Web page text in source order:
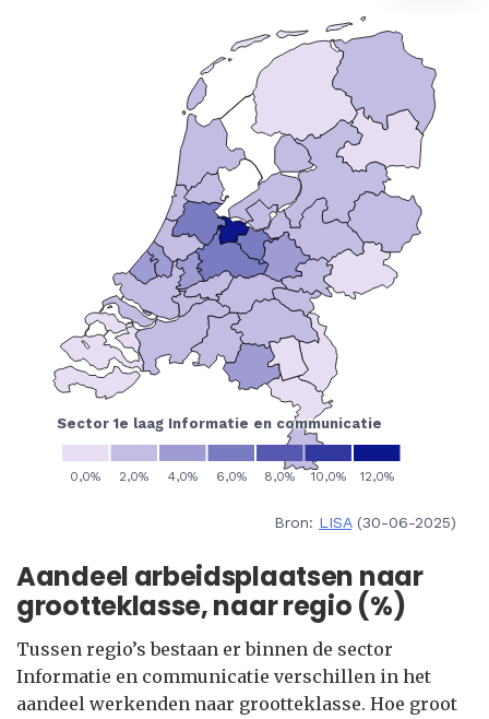
Bron: LISA(30-06-2025)
Aandeel arbeidsplaatsen naar
grootteklasse, naar regio (%)
Tussen regio’s bestaan er binnen de sector
Informatie en communicatie verschillen in het
aandeel werkenden naar grootteklasse. Hoe groot